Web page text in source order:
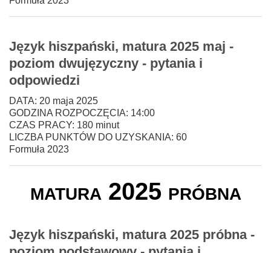
Język hiszpański, matura 2025 maj -
poziom dwujęzyczny - pytania i
odpowiedzi
DATA: 20 maja 2025
GODZINA ROZPOCZĘCIA: 14:00
CZAS PRACY: 180 minut
LICZBA PUNKTÓW DO UZYSKANIA: 60
Formuła 2023
matura 2025 próbna
Język hiszpański, matura 2025 próbna -